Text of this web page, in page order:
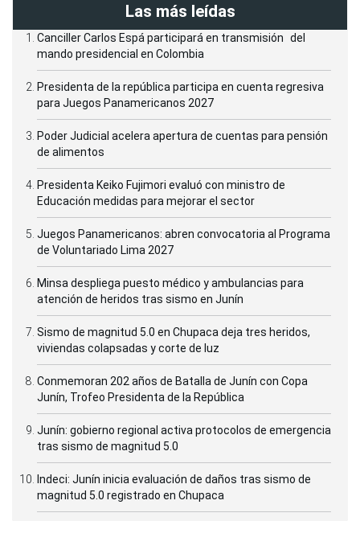
Las más leídas
Canciller Carlos Espá participará en transmisión del
mando presidencial en Colombia
Presidenta de la república participa en cuenta regresiva
para Juegos Panamericanos 2027
Poder Judicial acelera apertura de cuentas para pensión
de alimentos
Presidenta Keiko Fujimori evaluó con ministro de
Educación medidas para mejorar el sector
Juegos Panamericanos: abren convocatoria al Programa
de Voluntariado Lima 2027
Minsa despliega puesto médico y ambulancias para
atención de heridos tras sismo en Junín
Sismo de magnitud 5.0 en Chupaca deja tres heridos,
viviendas colapsadas y corte de luz
Conmemoran 202 años de Batalla de Junín con Copa
Junín, Trofeo Presidenta de la República
Junín: gobierno regional activa protocolos de emergencia
tras sismo de magnitud 5.0
Indeci: Junín inicia evaluación de daños tras sismo de
magnitud 5.0 registrado en Chupaca